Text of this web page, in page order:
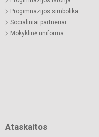
Progimnazijos simbolika
Socialiniai partneriai
Mokyklinė uniforma
Ataskaitos